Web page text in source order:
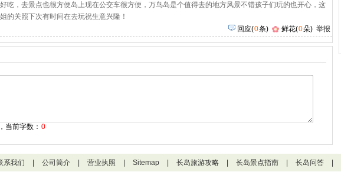
吃，去景点也很方便岛上现在公交车很方便，万鸟岛是个值得去的地方风景不错孩子们玩的也开心，这
的关照下次有时间在去玩祝生意兴隆！
回应(0条) 鲜花(0朵) 举报
当前字数： 0
系我们 公司简介 营业执照 Sitemap 长岛旅游攻略 长岛景点指南 长岛问答